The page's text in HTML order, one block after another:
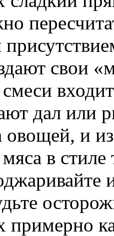
свои
дал или
овощей, и
в
примерно